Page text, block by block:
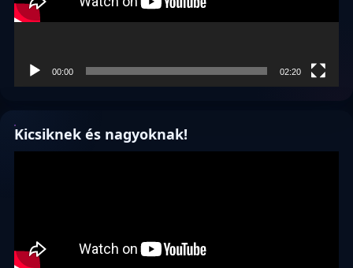
00:00 02:20
Kicsiknek és nagyoknak!